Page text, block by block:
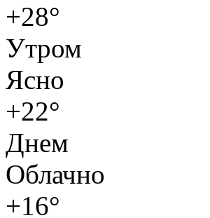
+28°
Утром
Ясно
+22°
Днем
Облачно
+16°